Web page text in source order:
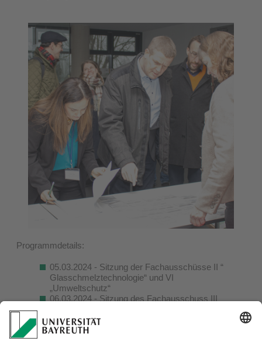
Programmdetails:
05.03.2024 - Sitzung der Fachausschüsse II “
Glasschmelztechnologie“ und VI
„Umweltschutz“
06.03.2024 - Sitzung des Fachausschuss III
07.03.2024 - Sitzung des Fachausschuss IV
„Glasformgebungstechnologie und